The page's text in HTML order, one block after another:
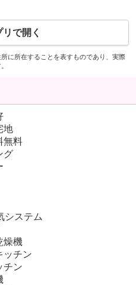
で開く
に所在することを表すものであり、実際
地
無料
グ
システム
燥機
ッチン
チン